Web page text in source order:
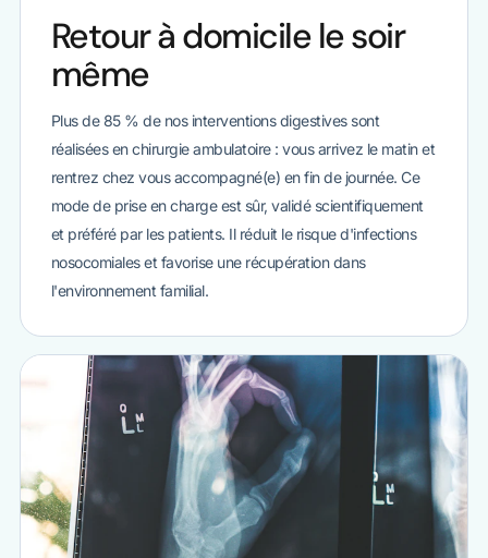
Retour à domicile le soir
même
Plus de 85 % de nos interventions digestives sont
réalisées en chirurgie ambulatoire : vous arrivez le matin et
rentrez chez vous accompagné(e) en fin de journée. Ce
mode de prise en charge est sûr, validé scientifiquement
et préféré par les patients. Il réduit le risque d'infections
nosocomiales et favorise une récupération dans
l'environnement familial.